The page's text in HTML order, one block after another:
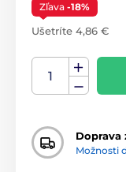
Zľava -18%
Ušetríte 4,86 €
Doprava
Možnosti